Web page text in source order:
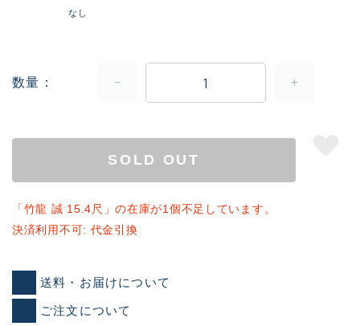
なし
数量
SOLD OUT
「竹龍 誠 15.4尺」の在庫が1個不足しています。
決済利用不可: 代金引換
送料・お届けについて
ご注文について